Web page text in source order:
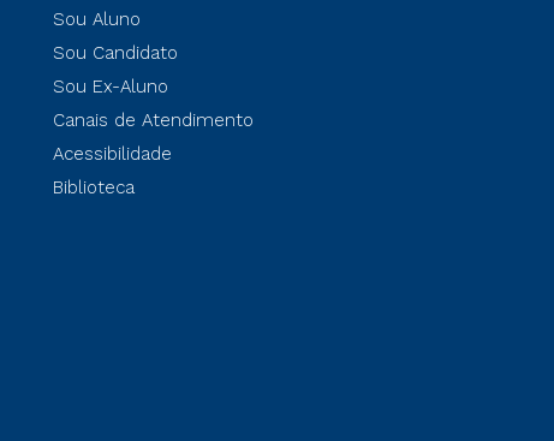
Sou Aluno
Sou Candidato
Sou Ex-Aluno
Canais de Atendimento
Acessibilidade
Biblioteca